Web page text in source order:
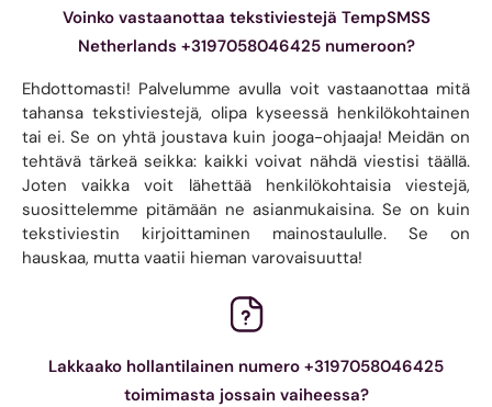
Voinko vastaanottaa tekstiviestejä TempSMSS
Netherlands +3197058046425 numeroon?
Ehdottomasti! Palvelumme avulla voit vastaanottaa mitä
tahansa tekstiviestejä, olipa kyseessä henkilökohtainen
tai ei. Se on yhtä joustava kuin jooga-ohjaaja! Meidän on
tehtävä tärkeä seikka: kaikki voivat nähdä viestisi täällä.
Joten vaikka voit lähettää henkilökohtaisia ​​viestejä,
suosittelemme pitämään ne asianmukaisina. Se on kuin
tekstiviestin kirjoittaminen mainostaululle. Se on
hauskaa, mutta vaatii hieman varovaisuutta!
Lakkaako hollantilainen numero +3197058046425
toimimasta jossain vaiheessa?